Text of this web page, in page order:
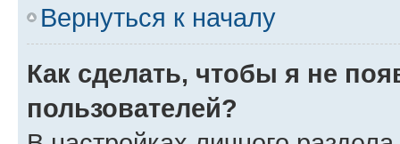
Вернуться к началу
Как сделать, чтобы я не
пользователей?